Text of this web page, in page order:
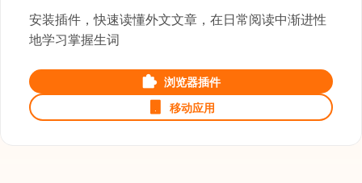
安装插件，快速读懂外文文章，在日常阅读中渐进性
地学习掌握生词
浏览器插件
移动应用